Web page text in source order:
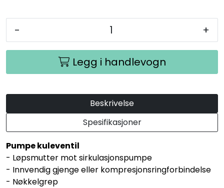
- +
Legg i handlevogn
Beskrivelse
Spesifikasjoner
Pumpe kuleventil
- Løpsmutter mot sirkulasjonspumpe
- Innvendig gjenge eller kompresjonsringforbindelse
- Nøkkelgrep